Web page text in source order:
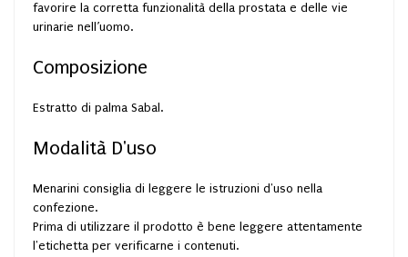
favorire la corretta funzionalità della prostata e delle vie
urinarie nell’uomo.
Composizione
Estratto di palma Sabal.
Modalità D'uso
Menarini consiglia di leggere le istruzioni d'uso nella
confezione.
Prima di utilizzare il prodotto è bene leggere attentamente
l'etichetta per verificarne i contenuti.